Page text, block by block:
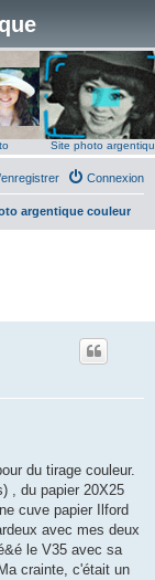
Site photo
Connexion
argentique couleur
du tirage couleur.
, du papier 20X25
cuve papier Ilford
avec mes deux
le V35 avec sa
crainte, c'était un